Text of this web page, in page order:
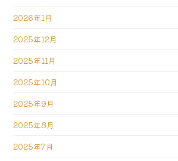
2026年1月
2025年12月
2025年11月
2025年10月
2025年9月
2025年8月
2025年7月